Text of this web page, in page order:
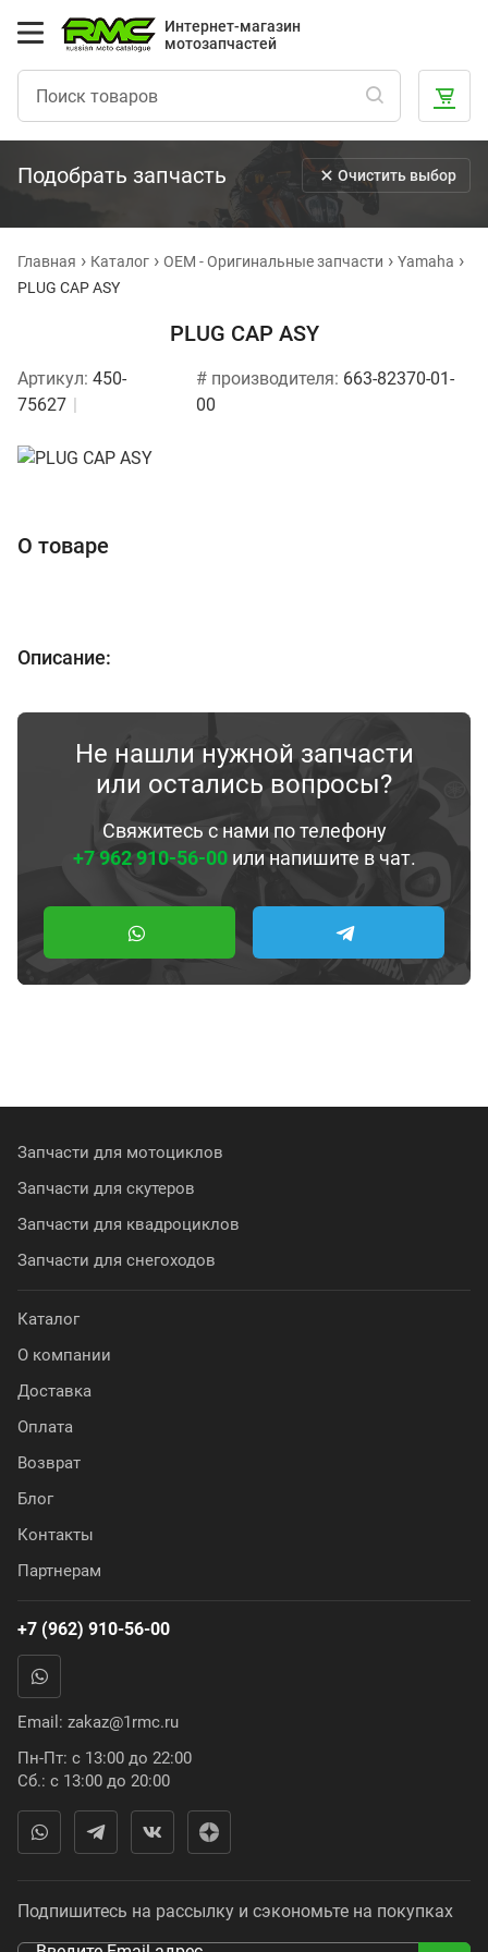
Интернет-магазин
мотозапчастей
Подобрать запчасть Очистить выбор
Главная Каталог OEM - Оригинальные запчасти
Yamaha
PLUG CAP ASY
PLUG CAP ASY
Артикул: 450-
75627
# производителя: 663-82370-01-
00
О товаре
Описание:
Не нашли нужной запчасти
или остались вопросы?
Свяжитесь с нами по телефону
+7 962 910-56-00или напишите в чат.
Запчасти для мотоциклов
Запчасти для скутеров
Запчасти для квадроциклов
Запчасти для снегоходов
Каталог
О компании
Доставка
Оплата
Возврат
Блог
Контакты
Партнерам
+7 (962) 910-56-00
Email: zakaz@1rmc.ru
Пн-Пт: с 13:00 до 22:00
Сб.: с 13:00 до 20:00
Подпишитесь на рассылку и сэкономьте на покупках